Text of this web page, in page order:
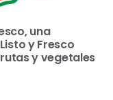
una
y Fresco
y vegetales